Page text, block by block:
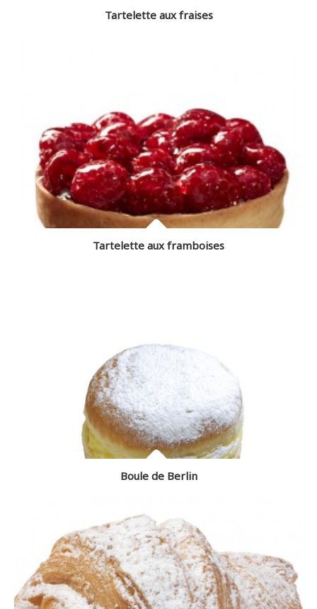
Tartelette aux fraises
Tartelette aux framboises
Boule de Berlin